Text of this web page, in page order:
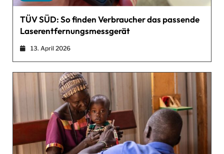
TÜV SÜD: So finden Verbraucher das passende
Laserentfernungsmessgerät
13. April 2026